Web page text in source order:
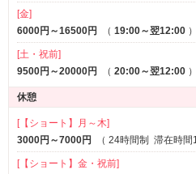
[金]
6000円～16500円
（ 19:00～翌12:00 ）
[土・祝前]
9500円～20000円
（ 20:00～翌12:00 ）
休憩
[【ショート】月～木]
3000円～7000円
（ 24時間制 滞在時間
[【ショート】金・祝前]